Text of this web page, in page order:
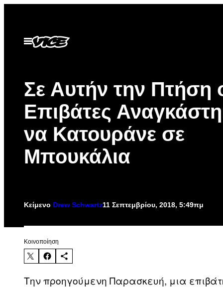
περιεχόμενο
Ανοίξτε
το
Σε Αυτήν την Πτήση
Επιβάτες
να Κατουράνε σε
Μπουκάλια
Κείμενο Drew Schwartz11 Σεπτεμβρίου, 2018, 5:49πμ
Kοινοποίηση
Την προηγούμενη Παρασκευή, μια